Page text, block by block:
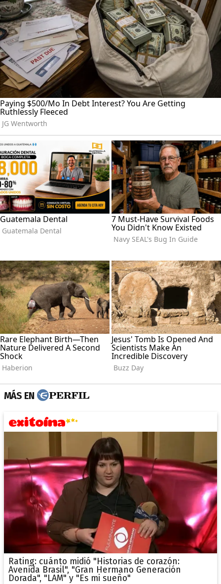
MÁS EN
Rating: cuánto midió "Historias de corazón:
Avenida Brasil", "Gran Hermano Generación
Dorada", "LAM" y "Es mi sueño"